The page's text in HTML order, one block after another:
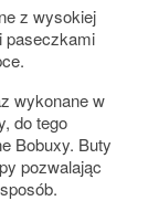
z wysokiej
paseczkami
wykonane w
do tego
Bobuxy. Buty
pozwalając